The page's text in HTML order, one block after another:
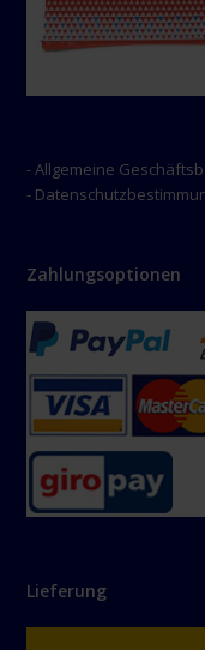
- Allgemeine
-
Zahlungsoptionen
Lieferung